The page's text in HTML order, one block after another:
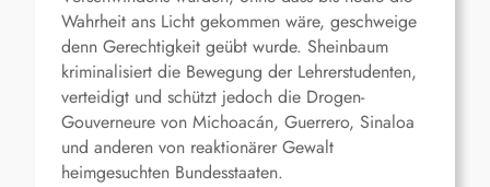
Wahrheit ans Licht gekommen wäre, geschweige
denn Gerechtigkeit geübt wurde. Sheinbaum
kriminalisiert die Bewegung der Lehrerstudenten,
verteidigt und schützt jedoch die Drogen-
Gouverneure von Michoacán, Guerrero, Sinaloa
und anderen von reaktionärer Gewalt
heimgesuchten Bundesstaaten.